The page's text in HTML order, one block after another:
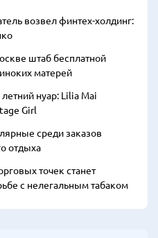
возвел финтех-холдинг:
штаб бесплатной
матерей
нуар: Lilia Mai
Girl
среди заказов
отдыха
точек станет
с нелегальным табаком